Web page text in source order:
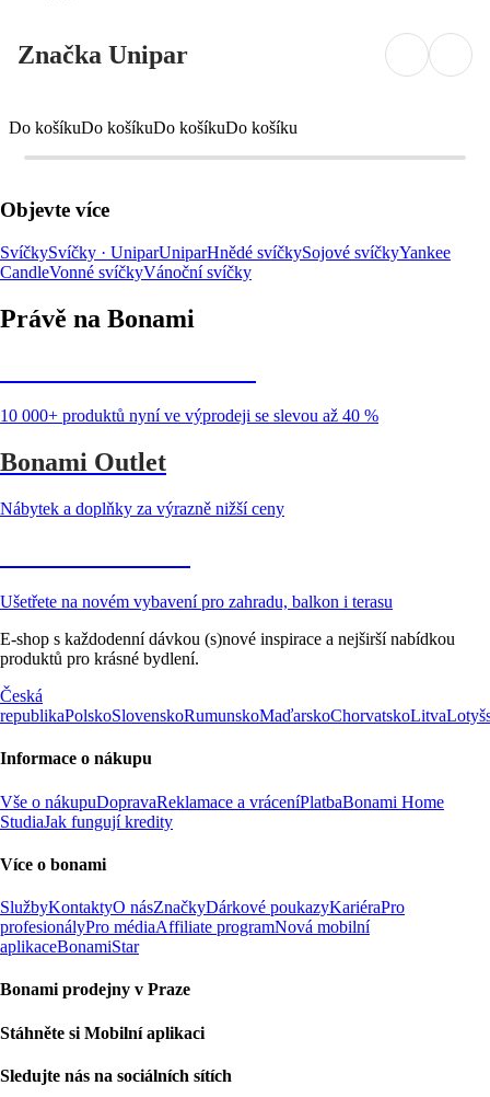
Značka Unipar
Do košíkuDo košíkuDo košíkuDo košíku
Objevte více
SvíčkySvíčky · UniparUniparHnědé svíčkySojové svíčkyYankee
CandleVonné svíčkyVánoční svíčky
Právě na Bonami
10 000+ produktů nyní ve výprodeji se slevou až 40 %
Bonami Outlet
Nábytek a doplňky za výrazně nižší ceny
Ušetřete na novém vybavení pro zahradu, balkon i terasu
E-shop s každodenní dávkou (s)nové inspirace a nejširší nabídkou
produktů pro krásné bydlení.
Česká
republikaPolskoSlovenskoRumunskoMaďarskoChorvatskoLitva
Informace o nákupu
Vše o nákupuDopravaReklamace a vráceníPlatbaBonami Home
StudiaJak fungují kredity
Více o bonami
SlužbyKontaktyO násZnačkyDárkové poukazyKariéraPro
profesionályPro médiaAffiliate programNová mobilní
aplikaceBonamiStar
Bonami prodejny v Praze
Stáhněte si Mobilní aplikaci
Sledujte nás na sociálních sítích